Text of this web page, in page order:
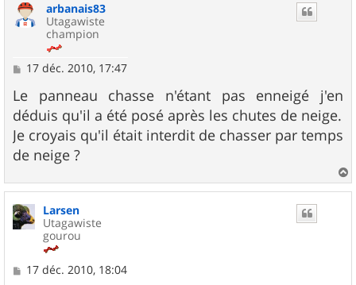
arbanais83
Utagawiste
champion
M
s
s
a
g
e
17 déc. 2010, 17:47
Le panneau chasse n'étant pas enneigé j'en
déduis qu'il a été posé après les chutes de neige.
Je croyais qu'il était interdit de chasser par temps
de neige ?
a
u
Larsen
Utagawiste
gourou
M17 déc. 2010, 18:04